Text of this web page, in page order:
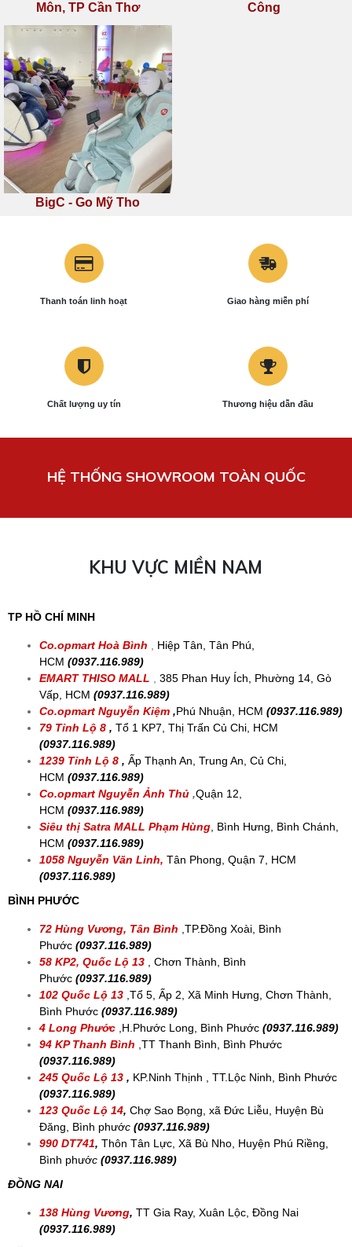
Môn, TP Cần Thơ
Công
BigC - Go Mỹ Tho
Thanh toán linh hoạt Giao hàng miễn phí
Chất lượng uy tín Thương hiệu dẫn đầu
HỆ THỐNG SHOWROOM TOÀN QUỐC
KHU VỰC MIỀN NAM
TP HỒ CHÍ MINH
Co.opmart Hoà Bình , Hiệp Tân, Tân Phú,
HCM (0937.116.989)
EMART THISO MALL , 385 Phan Huy Ích, Phường 14, Gò
Vấp, HCM (0937.116.989)
Co.opmart Nguyễn Kiệm ,Phú Nhuận, HCM (0937.116.989)
79 Tỉnh Lộ 8 , Tổ 1 KP7, Thị Trấn Củ Chi, HCM
(0937.116.989)
1239 Tỉnh Lộ 8 , Ấp Thạnh An, Trung An, Củ Chi,
HCM (0937.116.989)
Co.opmart Nguyễn Ảnh Thủ ,Quận 12,
HCM (0937.116.989)
Siêu thị Satra MALL Phạm Hùng, Bình Hưng, Bình Chánh,
HCM (0937.116.989)
1058 Nguyễn Văn Linh, Tân Phong, Quận 7, HCM
(0937.116.989)
BÌNH PHƯỚC
72 Hùng Vương, Tân Bình ,TP.Đồng Xoài, Bình
Phước (0937.116.989)
58 KP2, Quốc Lộ 13 , Chơn Thành, Bình
Phước (0937.116.989)
102 Quốc Lộ 13 ,Tổ 5, Ấp 2, Xã Minh Hưng, Chơn Thành,
Bình Phước (0937.116.989)
4 Long Phước ,H.Phước Long, Bình Phước (0937.116.989)
94 KP Thanh Bình ,TT Thanh Bình, Bình Phước
(0937.116.989)
245 Quốc Lộ 13 , KP.Ninh Thịnh , TT.Lộc Ninh, Bình Phước
(0937.116.989)
123 Quốc Lộ 14, Chợ Sao Bọng, xã Đức Liễu, Huyện Bù
Đăng, Bình phước (0937.116.989)
990 DT741, Thôn Tân Lực, Xã Bù Nho, Huyện Phú Riềng,
Bình phước (0937.116.989)
ĐỒNG NAI
138 Hùng Vương, TT Gia Ray, Xuân Lộc, Đồng Nai
(0937.116.989)